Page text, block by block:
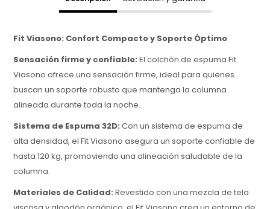
Fit Viasono: Confort Compacto y Soporte Óptimo
Sensación firme y confiable:El colchón de espuma Fit
Viasono ofrece una sensación firme, ideal para quienes
buscan un soporte robusto que mantenga la columna
alineada durante toda la noche.
Sistema de Espuma 32D:Con un sistema de espuma de
alta densidad, el Fit Viasono asegura un soporte confiable de
hasta 120 kg, promoviendo una alineación saludable de la
columna.
Materiales de Calidad:Revestido con una mezcla de tela